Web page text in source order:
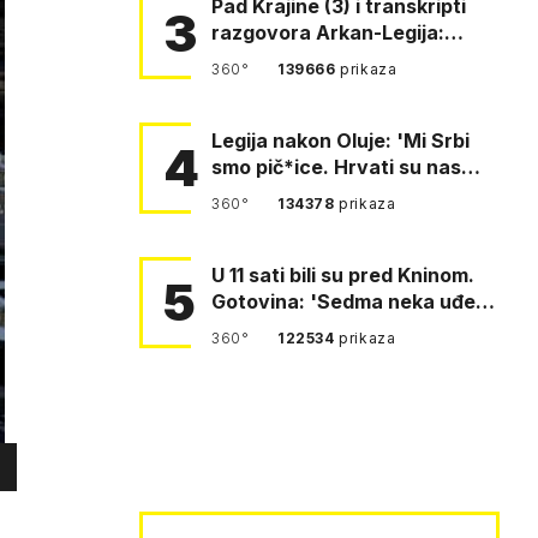
3
Pad Krajine (3) i transkripti
razgovora Arkan-Legija:
'Čujem, prelazite ustašam…
360° 139666prikaza
4 Legija nakon Oluje: 'Mi Srbi
smo pič*ice. Hrvati su nas
pomeli!'
360° 134378prikaza
5
U 11 sati bili su pred Kninom.
Gotovina: 'Sedma neka uđe,
4. gardijska neka g…
360° 122534prikaza